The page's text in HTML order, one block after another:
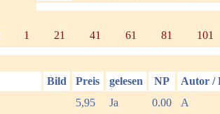
1 21 41 61 81 101
Bild Preis gelesen NP Autor /
5,95 Ja 0.00 A